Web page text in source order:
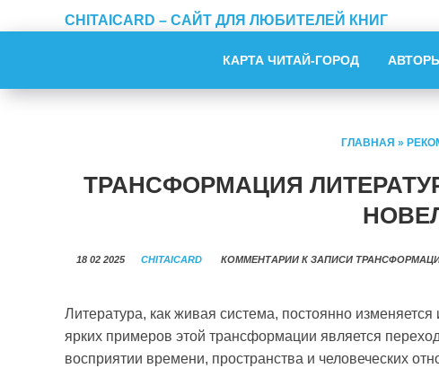
CHITAICARD – САЙТ ДЛЯ ЛЮБИТЕЛЕЙ КНИГ
КАРТА ЧИТАЙ-ГОРОД
ГЛАВНАЯ »
ТРАНСФОРМАЦИЯ
18 02 2025 CHITAICARD КОММЕНТАРИИ К ЗАПИСИ
Литература, как живая система, постоянно
ярких примеров этой трансформации является
восприятии времени, пространства и человеческих